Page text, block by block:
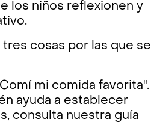
los niños reflexionen y
cosas por las que se
mi comida favorita".
ayuda a establecer
consulta nuestra guía